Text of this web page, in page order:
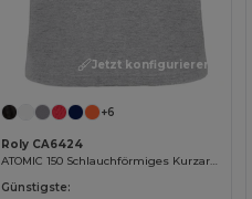
Jetzt konfigurieren!
+6
Roly CA6424
ATOMIC 150 Schlauchförmiges Kurzarm-T-Shirt
Günstigste: